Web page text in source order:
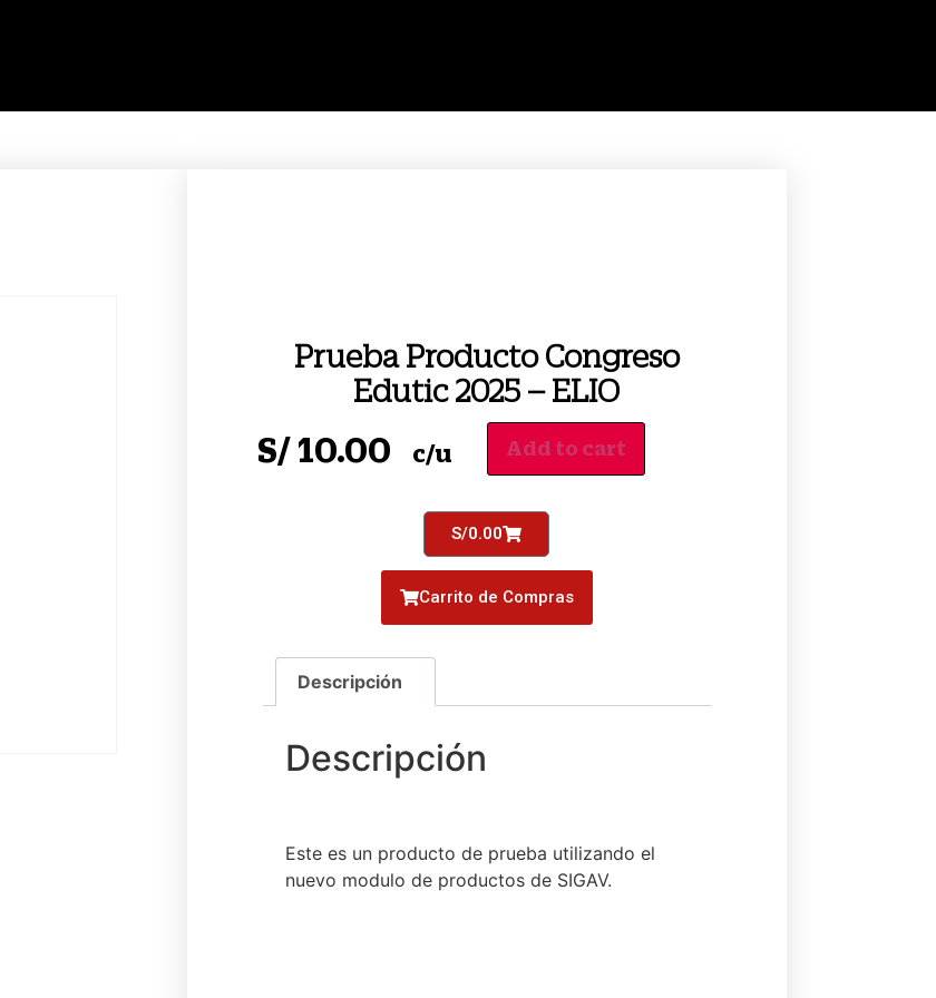
Prueba Producto Congreso
Edutic 2025 – ELIO
S/ 10.00 c/u Add to cart
S/0.00
Carrito de Compras
Este es un producto de prueba utilizando el
nuevo modulo de productos de SIGAV.